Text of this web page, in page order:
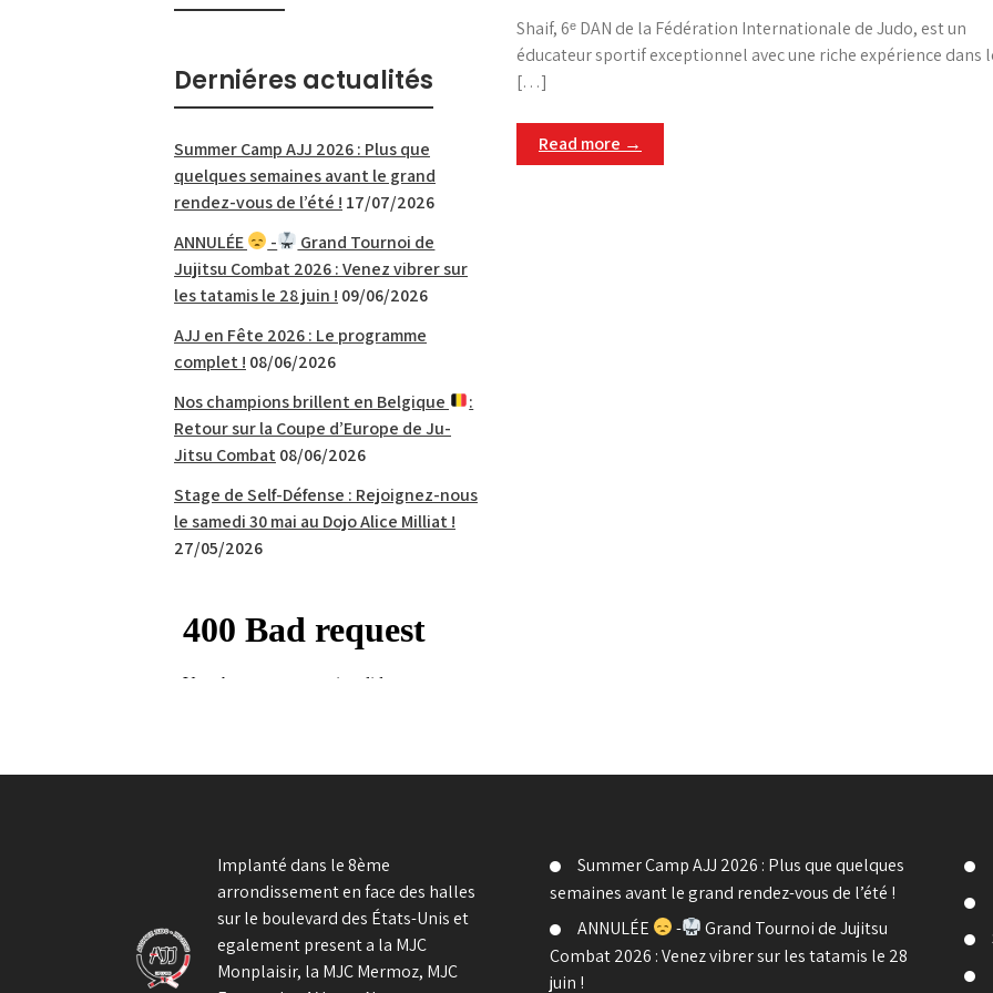
Shaif, 6ᵉ DAN de la Fédération Internationale de Judo, est un
éducateur sportif exceptionnel avec une riche expérience dans
[…]
Read more →
Derniéres actualités
Summer Camp AJJ 2026 : Plus que
quelques semaines avant le grand
rendez-vous de l’été ! 17/07/2026
ANNULÉE
-
Grand Tournoi de
Jujitsu Combat 2026 : Venez vibrer sur
les tatamis le 28 juin ! 09/06/2026
AJJ en Fête 2026 : Le programme
complet ! 08/06/2026
Nos champions brillent en Belgique
:
Retour sur la Coupe d’Europe de Ju-
Jitsu Combat 08/06/2026
Stage de Self-Défense : Rejoignez-nous
le samedi 30 mai au Dojo Alice Milliat !
27/05/2026
Implanté dans le 8ème
arrondissement en face des halles
sur le boulevard des États-Unis et
egalement present a la MJC
Monplaisir, la MJC Mermoz, MJC
Summer Camp AJJ 2026 : Plus que quelques
semaines avant le grand rendez-vous de l’été !
ANNULÉE
-
Grand Tournoi de Jujitsu
Combat 2026 : Venez vibrer sur les tatamis le 28
juin !